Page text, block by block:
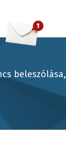
beleszólása,